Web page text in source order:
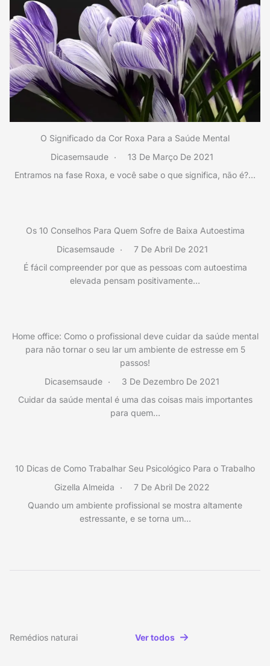
O Significado da Cor Roxa Para a Saúde Mental
Dicasemsaude
13 De Março De 2021
Entramos na fase Roxa, e você sabe o que significa, não é?…
Os 10 Conselhos Para Quem Sofre de Baixa Autoestima
Dicasemsaude
7 De Abril De 2021
É fácil compreender por que as pessoas com autoestima
elevada pensam positivamente…
Home office: Como o profissional deve cuidar da saúde mental
para não tornar o seu lar um ambiente de estresse em 5
passos!
Dicasemsaude
3 De Dezembro De 2021
Cuidar da saúde mental é uma das coisas mais importantes
para quem…
10 Dicas de Como Trabalhar Seu Psicológico Para o Trabalho
Gizella Almeida
7 De Abril De 2022
Quando um ambiente profissional se mostra altamente
estressante, e se torna um…
Remédios naturai Ver todos